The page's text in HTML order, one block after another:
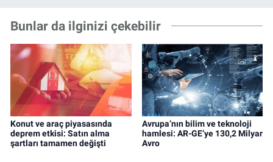
Bunlar da ilginizi çekebilir
Konut ve araç piyasasında
deprem etkisi: Satın alma
şartları tamamen değişti
Avrupa’nın bilim ve teknoloji
hamlesi: AR-GE’ye 130,2 Milyar
Avro